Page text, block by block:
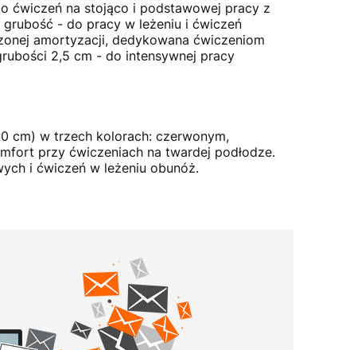
ćwiczeń na stojąco i podstawowej pracy z
- do pracy w leżeniu i ćwiczeń
amortyzacji, dedykowana ćwiczeniom
2,5 cm - do intensywnej pracy
cm) w trzech kolorach: czerwonym,
przy ćwiczeniach na twardej podłodze.
i ćwiczeń w leżeniu obunóż.